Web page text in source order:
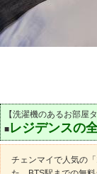
【洗濯機のあるお部屋タ
■レジデンスの
チェンマイで人気の